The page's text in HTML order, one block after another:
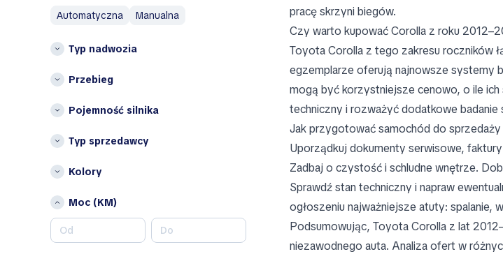
Bentley
Bestune
Bilenkin
Bitter
Blaval
BMW
Borgward
Brabham Automotive
Brabus
automatyczna
manualna
Typ nadwozia
Przebieg
Pojemność silnika
Typ sprzedawcy
Kolory
Moc (KM)
pracę skrzyni biegów.
Czy warto kupować Corolla z roku
Toyota Corolla z tego zakresu roczników
egzemplarze oferują najnowsze systemy
mogą być korzystniejsze cenowo, o ile
techniczny i rozważyć dodatkowe badanie
Jak przygotować samochód do
Uporządkuj dokumenty serwisowe,
Zadbaj o czystość i schludne wnętrze.
Sprawdź stan techniczny i napraw
ogłoszeniu najważniejsze atuty:
Podsumowując, Toyota Corolla z lat
niezawodnego auta. Analiza ofert w